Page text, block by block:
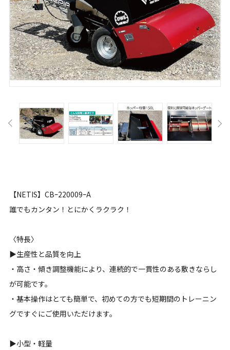
【NETIS】CBｰ220009ｰA
誰でもカンタン！とにかくラクラク！
〈特長〉
▶生産性と品質を向上
・高さ・傾き調整機能により、連続的で一貫性のある敷きならし
が可能です。
・基本操作はとても簡単で、初めての方でも短期間のトレーニン
グですぐにご使用いただけます。
▶小型・軽量